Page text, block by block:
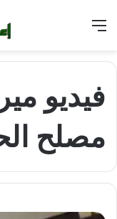
فيديو
مصلح